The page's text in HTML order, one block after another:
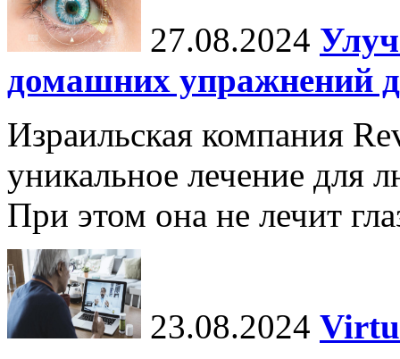
27.08.2024
домашних упражнений
Израильская компания
уникальное лечение для
При этом она не лечит
23.08.2024